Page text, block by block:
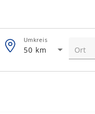
50 km
Umkreis